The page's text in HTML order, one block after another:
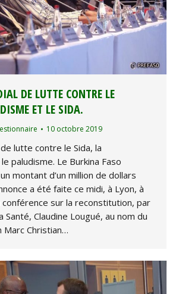
DE LUTTE CONTRE LE
ET LE SIDA.
10 octobre 2019
lutte contre le Sida, la
paludisme. Le Burkina Faso
montant d’un million de dollars
a été faite ce midi, à Lyon, à
conférence sur la reconstitution, par
Santé, Claudine Lougué, au nom du
Marc Christian…